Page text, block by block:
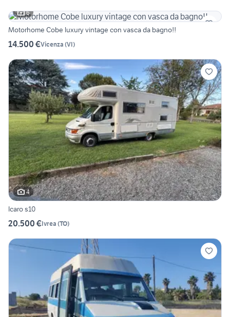
6
Motorhome Cobe luxury vintage con vasca da bagno!!
14.500 €Vicenza (VI)
4
Icaro s10
20.500 €Ivrea (TO)